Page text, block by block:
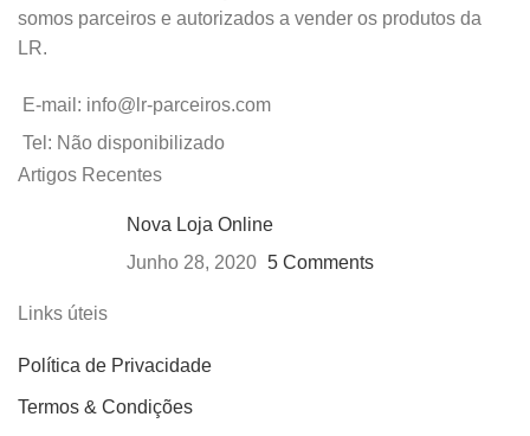
somos parceiros e autorizados a vender os produtos da
LR.
E-mail: info@lr-parceiros.com
Tel: Não disponibilizado
Artigos Recentes
Nova Loja Online
Junho 28, 2020 5 Comments
Links úteis
Política de Privacidade
Termos & Condições